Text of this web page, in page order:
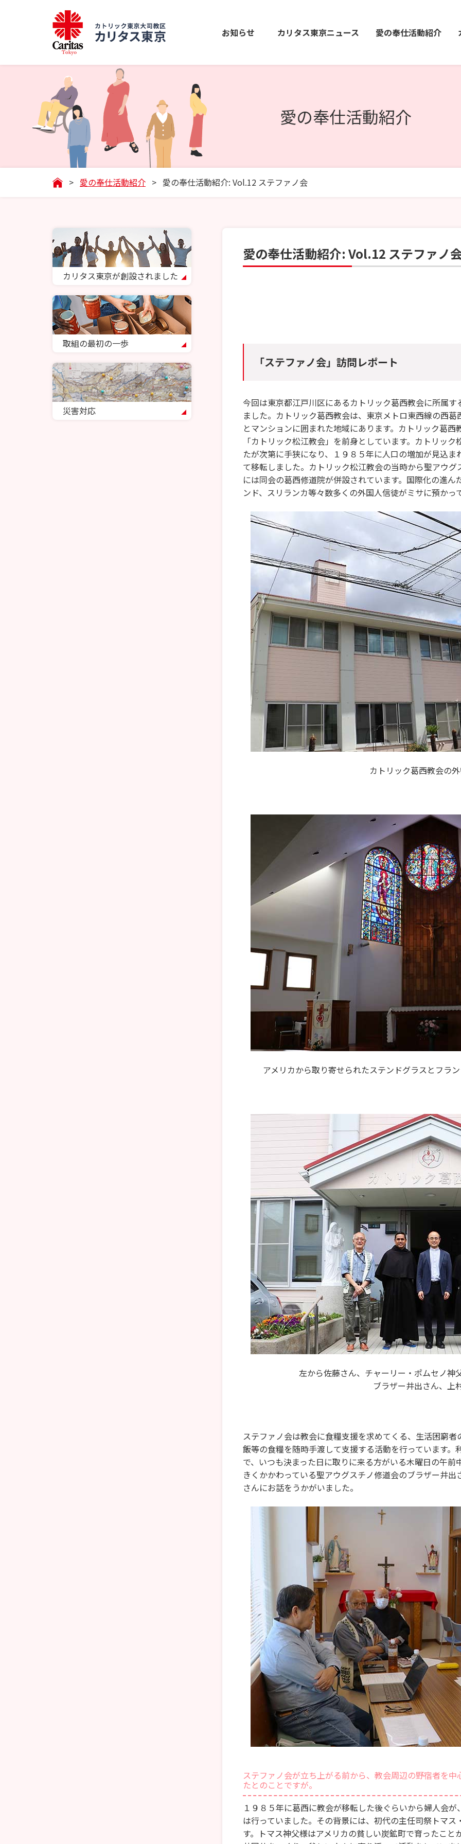
お知らせ カリタス東京ニュース 愛の奉仕活動紹介
愛の奉仕活動紹介
> 愛の奉仕活動紹介 > 愛の奉仕活動紹介: Vol.12 ステファノ会
愛の奉仕活動紹介: Vol.12 ステファノ
「ステファノ会」訪問レポート
今回は東京都江戸川区にあるカトリック葛西教会に所属
ました。カトリック葛西教会は、東京メトロ東西線の西
とマンションに囲まれた地域にあります。カトリック葛
「カトリック松江教会」を前身としています。カトリッ
たが次第に手狭になり、１９８５年に人口の増加が見込
て移転しました。カトリック松江教会の当時から聖アウ
には同会の葛西修道院が併設されています。国際化の進
ンド、スリランカ等々数多くの外国人信徒がミサに預かっ
カトリック葛西教会の
アメリカから取り寄せられたステンドグラスとフラ
左から佐藤さん、チャーリー・ポムセノ神
ブラザー井出さん、上
ステファノ会は教会に食糧支援を求めてくる、生活困窮
飯等の食糧を随時手渡して支援する活動を行っています
で、いつも決まった日に取りに来る方がいる木曜日の午
きくかかわっている聖アウグスチノ修道会のブラザー井
さんにお話をうかがいました。
ステファノ会が立ち上がる前から、教会周辺の野宿者を
たとのことですが。
１９８５年に葛西に教会が移転した後ぐらいから婦人会
は行っていました。その背景には、初代の主任司祭トマ
す。トマス神父様はアメリカの貧しい炭鉱町で育ったこ
カリタス東京が創設されました
取組の最初の一歩
災害対応